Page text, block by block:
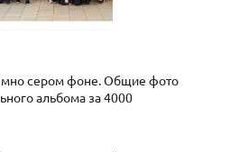
сером фоне. Общие фото
альбома за 4000